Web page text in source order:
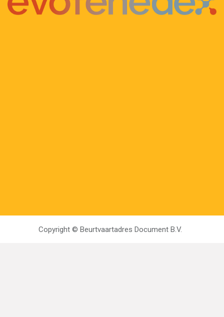
Copyright © Beurtvaartadres Document B.V.